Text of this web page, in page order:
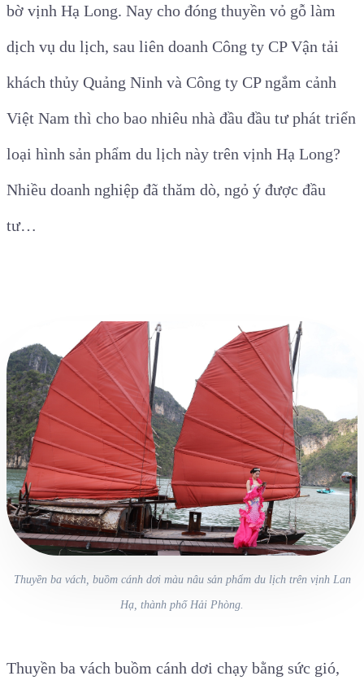
bờ vịnh Hạ Long. Nay cho đóng thuyền vỏ gỗ làm
dịch vụ du lịch, sau liên doanh Công ty CP Vận tải
khách thủy Quảng Ninh và Công ty CP ngắm cảnh
Việt Nam thì cho bao nhiêu nhà đầu đầu tư phát triển
loại hình sản phẩm du lịch này trên vịnh Hạ Long?
Nhiều doanh nghiệp đã thăm dò, ngỏ ý được đầu
tư…
Thuyền ba vách, buồm cánh dơi màu nâu sản phẩm du lịch trên vịnh Lan
Hạ, thành phố Hải Phòng.
Thuyền ba vách buồm cánh dơi chạy bằng sức gió,